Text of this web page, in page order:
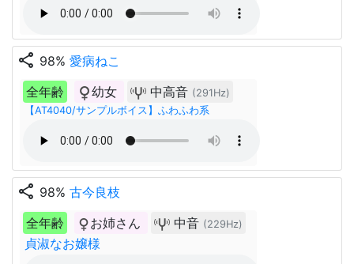
share 98% 愛病ねこ
全年齢
幼女 中高音 (291Hz)
【AT4040/サンプルボイス】ふわふわ系
share 98% 古今良枝
全年齢
お姉さん 中音 (229Hz)
貞淑なお嬢様